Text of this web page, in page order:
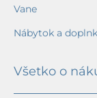
Vane
Nábytok a
Všetko o